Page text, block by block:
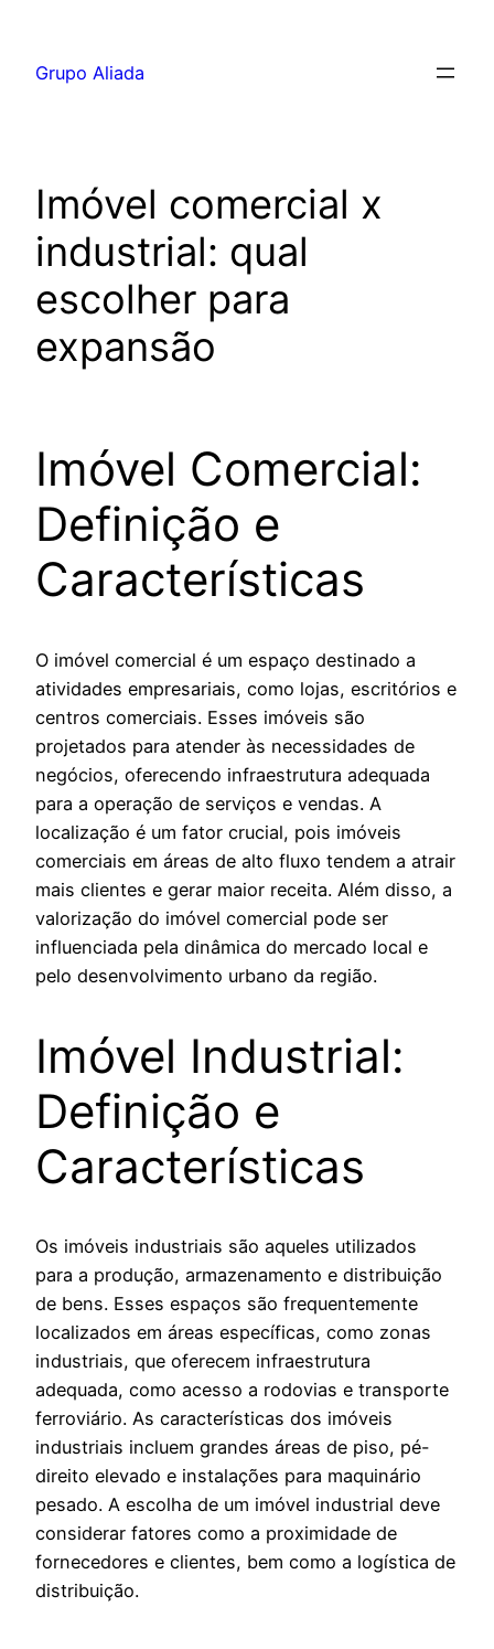
Grupo Aliada
Imóvel comercial x
industrial: qual
escolher para
expansão
Imóvel Comercial:
Definição e
Características
O imóvel comercial é um espaço destinado a
atividades empresariais, como lojas, escritórios e
centros comerciais. Esses imóveis são
projetados para atender às necessidades de
negócios, oferecendo infraestrutura adequada
para a operação de serviços e vendas. A
localização é um fator crucial, pois imóveis
comerciais em áreas de alto fluxo tendem a atrair
mais clientes e gerar maior receita. Além disso, a
valorização do imóvel comercial pode ser
influenciada pela dinâmica do mercado local e
pelo desenvolvimento urbano da região.
Imóvel Industrial:
Definição e
Características
Os imóveis industriais são aqueles utilizados
para a produção, armazenamento e distribuição
de bens. Esses espaços são frequentemente
localizados em áreas específicas, como zonas
industriais, que oferecem infraestrutura
adequada, como acesso a rodovias e transporte
ferroviário. As características dos imóveis
industriais incluem grandes áreas de piso, pé-
direito elevado e instalações para maquinário
pesado. A escolha de um imóvel industrial deve
considerar fatores como a proximidade de
fornecedores e clientes, bem como a logística de
distribuição.